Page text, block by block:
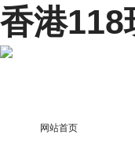
香港118
网站首页